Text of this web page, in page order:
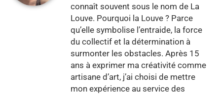
connaît souvent sous le nom de La
Louve. Pourquoi la Louve ? Parce
qu’elle symbolise l’entraide, la force
du collectif et la détermination à
surmonter les obstacles. Après 15
ans à exprimer ma créativité comme
artisane d’art, j’ai choisi de mettre
mon expérience au service des